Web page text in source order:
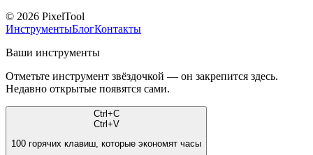
© 2026 PixelTool
ИнструментыБлогКонтакты
Ваши инструменты
Отметьте инструмент звёздочкой — он закрепится здесь.
Недавно открытые появятся сами.
Ctrl +C
Ctrl +V
100 горячих клавиш, которые экономят часы